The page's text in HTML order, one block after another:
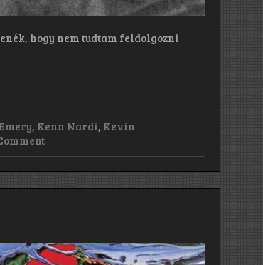
hogy nem tudtam feldolgozni
, Kenn Nardi, Kevin
on
Hour
(1988)